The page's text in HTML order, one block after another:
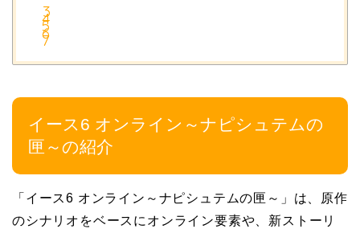
イース6 オンライン～ナピシュテムの
匣～の紹介
「イース6 オンライン～ナピシュテムの匣～」は、原作
のシナリオをベースにオンライン要素や、新ストーリ